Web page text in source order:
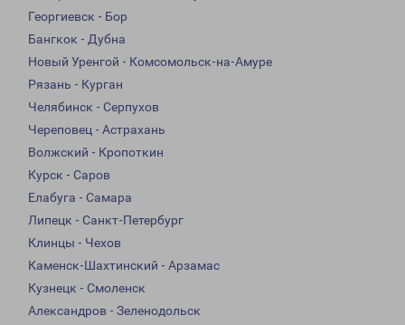
Георгиевск - Бор
Бангкок - Дубна
Новый Уренгой - Комсомольск-на-Амуре
Рязань - Курган
Челябинск - Серпухов
Череповец - Астрахань
Волжский - Кропоткин
Курск - Саров
Елабуга - Самара
Липецк - Санкт-Петербург
Клинцы - Чехов
Каменск-Шахтинский - Арзамас
Кузнецк - Смоленск
Александров - Зеленодольск